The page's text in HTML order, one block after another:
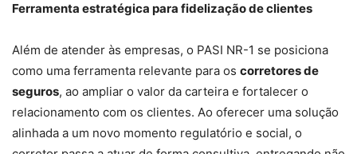
Ferramenta estratégica para fidelização de clientes
Além de atender às empresas, o PASI NR-1 se posiciona
como uma ferramenta relevante para os corretores de
seguros, ao ampliar o valor da carteira e fortalecer o
relacionamento com os clientes. Ao oferecer uma solução
alinhada a um novo momento regulatório e social, o